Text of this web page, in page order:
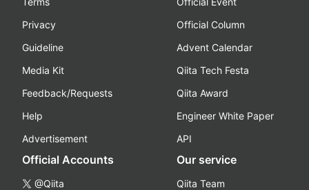
Privacy
Guideline
Media Kit
Feedback/Requests
Help
Advertisement
Official Column
Advent Calendar
Qiita Tech Festa
Qiita Award
Engineer White Paper
API
Official Accounts
@Qiita
Our service
Qiita Team